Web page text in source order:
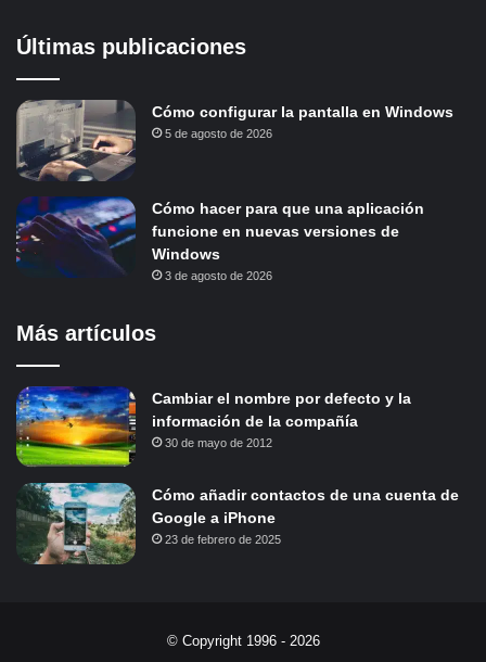
Últimas publicaciones
Cómo configurar la pantalla en Windows
5 de agosto de 2026
Cómo hacer para que una aplicación
funcione en nuevas versiones de
Windows
3 de agosto de 2026
Más artículos
Cambiar el nombre por defecto y la
información de la compañía
30 de mayo de 2012
Cómo añadir contactos de una cuenta de
Google a iPhone
23 de febrero de 2025
© Copyright 1996 - 2026